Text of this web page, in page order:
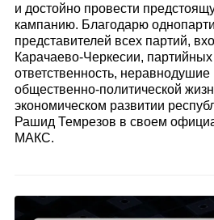
и достойно провести
кампанию. Благодарю
представителей всех партий,
Карачаево-Черкесии, партийных
ответственность, неравнодушие
общественно-политической
экономическом развитии
Рашид Темрезов в своем
МАКС.